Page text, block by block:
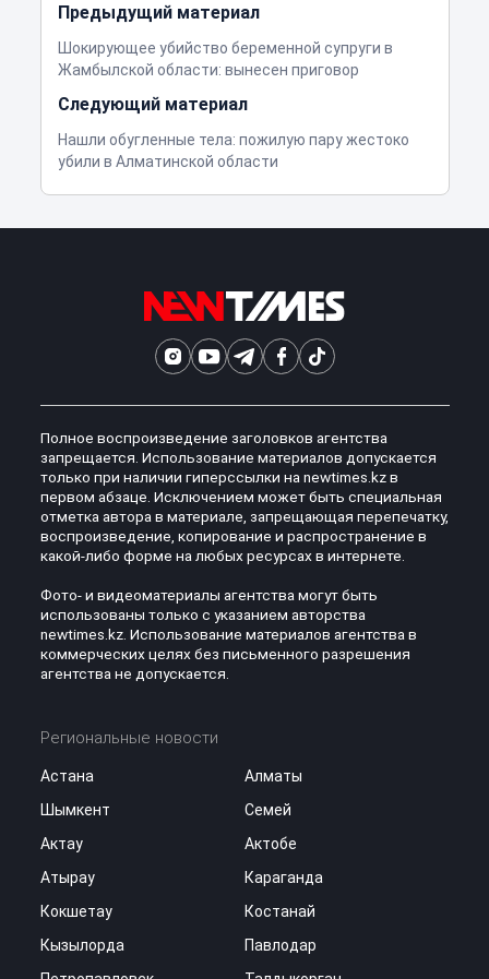
Предыдущий материал
Шокирующее убийство беременной супруги в
Жамбылской области: вынесен приговор
Следующий материал
Нашли обугленные тела: пожилую пару жестоко
убили в Алматинской области
Полное воспроизведение заголовков агентства
запрещается. Использование материалов допускается
только при наличии гиперссылки на newtimes.kz в
первом абзаце. Исключением может быть специальная
отметка автора в материале, запрещающая перепечатку,
воспроизведение, копирование и распространение в
какой-либо форме на любых ресурсах в интернете.
Фото- и видеоматериалы агентства могут быть
использованы только с указанием авторства
newtimes.kz. Использование материалов агентства в
коммерческих целях без письменного разрешения
агентства не допускается.
Региональные новости
Астана
Алматы
Шымкент
Семей
Актау
Актобе
Атырау
Караганда
Кокшетау
Костанай
Кызылорда
Павлодар